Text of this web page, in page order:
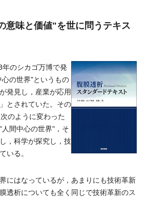
意味と価値"を世に問うテキス
のシカゴ万博で発
の世界"というもの
発見し，産業が応用
とされていた。その
のように変わった
間中心の世界"，そ
，科学が探究し，技
いる。
にはなっているが，あまりにも技術革新
透析についても全く同じで技術革新のス